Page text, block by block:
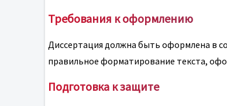
Требования к оформлению
Диссертация должна быть оформлена в
правильное форматирование текста,
Подготовка к защите